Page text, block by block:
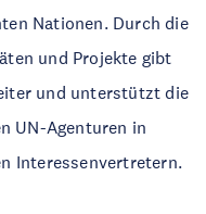
Nationen. Durch die
und Projekte gibt
und unterstützt die
UN-Agenturen in
Interessenvertretern.